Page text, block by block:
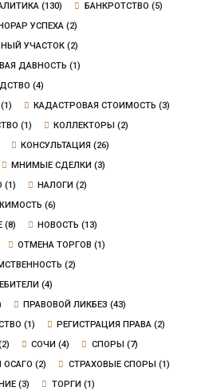
(130) БАНКРОТСТВО (5)
УСПЕХА (2)
УЧАСТОК (2)
ДАВНОСТЬ (1)
(4)
КАДАСТРОВАЯ СТОИМОСТЬ (3)
(1) КОЛЛЕКТОРЫ (2)
КОНСУЛЬТАЦИЯ (26)
МНИМЫЕ СДЕЛКИ (3)
(1) НАЛОГИ (2)
(6)
(8) НОВОСТЬ (13)
ОТМЕНА ТОРГОВ (1)
(2)
(4)
ПРАВОВОЙ ЛИКБЕЗ (43)
(1) РЕГИСТРАЦИЯ ПРАВА (2)
СОЧИ (4) СПОРЫ (7)
(2) СТРАХОВЫЕ СПОРЫ (1)
(3) ТОРГИ (1)